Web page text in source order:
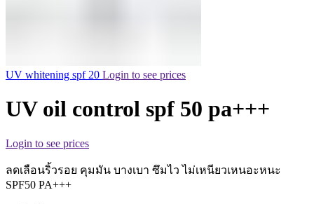
UV whitening spf 20 Login to see prices
UV oil control spf 50 pa+++
Login to see prices
ลดเลือนริ้วรอย คุมมัน บางเบา ซึมไว ไม่เหนียวเหนอะหนะ
SPF50 PA+++